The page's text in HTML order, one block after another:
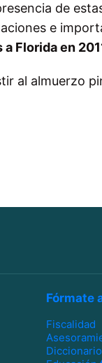
de
e
Florida en
al almuerzo
Fórmate
Fiscalidad